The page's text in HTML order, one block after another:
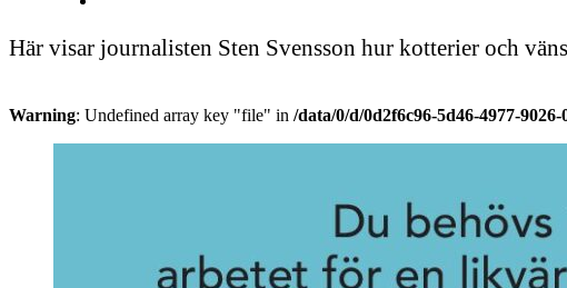
Här visar journalisten Sten Svensson hur kotterier och
Warning: Undefined array key "file" in /data/0/d/0d2f6c96-5d46-4977-